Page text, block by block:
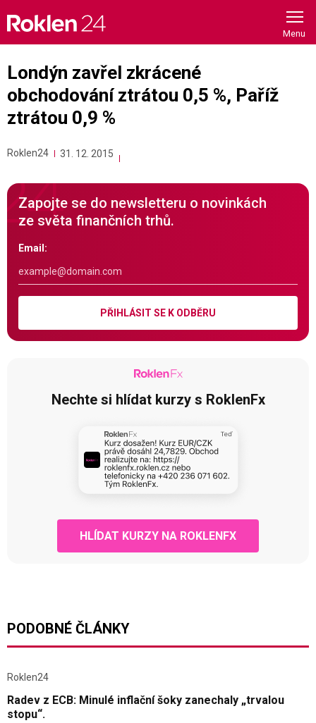
content
Londýn zavřel zkrácené
obchodování ztrátou 0,5 %, Paříž
ztrátou 0,9 %
Roklen24 31. 12. 2015
Zapojte se do newsletteru o novinkách
ze světa finančních trhů.
Email:
PŘIHLÁSIT SE K ODBĚRU
Nechte si hlídat kurzy s RoklenFx
HLÍDAT KURZY NA ROKLENFX
PODOBNÉ ČLÁNKY
Roklen24
Radev z ECB: Minulé inflační šoky zanechaly „trvalou
stopu“.